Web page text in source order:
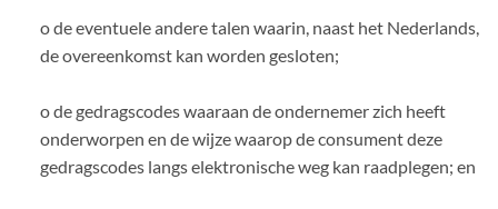
o de eventuele andere talen waarin, naast het Nederlands,
de overeenkomst kan worden gesloten;
o de gedragscodes waaraan de ondernemer zich heeft
onderworpen en de wijze waarop de consument deze
gedragscodes langs elektronische weg kan raadplegen; en